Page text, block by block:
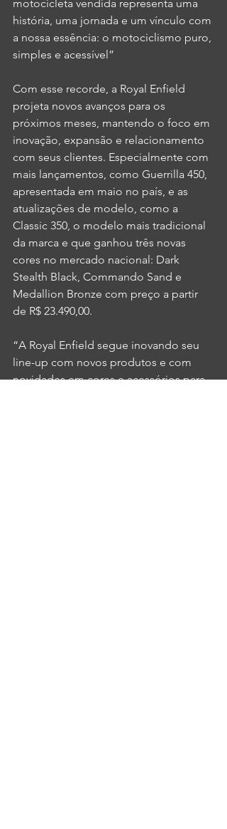
motocicleta vendida representa uma
história, uma jornada e um vínculo com
a nossa essência: o motociclismo puro,
simples e acessível”
Com esse recorde, a Royal Enfield
projeta novos avanços para os
próximos meses, mantendo o foco em
inovação, expansão e relacionamento
com seus clientes. Especialmente com
mais lançamentos, como Guerrilla 450,
apresentada em maio no país, e as
atualizações de modelo, como a
Classic 350, o modelo mais tradicional
da marca e que ganhou três novas
cores no mercado nacional: Dark
Stealth Black, Commando Sand e
Medallion Bronze com preço a partir
de R$ 23.490,00.
“A Royal Enfield segue inovando seu
line-up com novos produtos e com
novidades em cores e acessórios para